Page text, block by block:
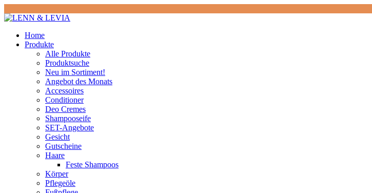
Home
Produkte
Alle Produkte
Produktsuche
Neu im Sortiment!
Angebot des Monats
Accessoires
Conditioner
Deo Cremes
Shampooseife
SET-Angebote
Gesicht
Gutscheine
Haare
Feste Shampoos
Körper
Pflegeöle